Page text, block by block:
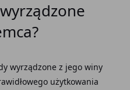
wyrządzone z jego winy
użytkowania